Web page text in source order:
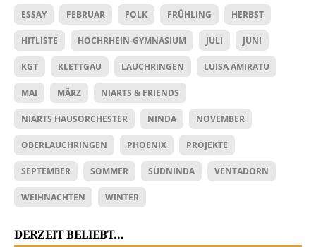
ESSAY FEBRUAR FOLK FRÜHLING HERBST
HITLISTE HOCHRHEIN-GYMNASIUM JULI JUNI
KGT KLETTGAU LAUCHRINGEN LUISA AMIRATU
MAI MÄRZ NIARTS & FRIENDS
NIARTS HAUSORCHESTER NINDA NOVEMBER
OBERLAUCHRINGEN PHOENIX PROJEKTE
SEPTEMBER SOMMER SÜDNINDA VENTADORN
WEIHNACHTEN WINTER
DERZEIT BELIEBT…